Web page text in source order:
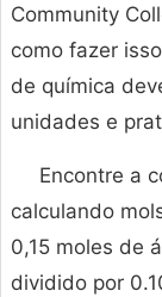
Community
como fazer
de química
unidades e
Encontre a
calculando
0,15 moles de
dividido por